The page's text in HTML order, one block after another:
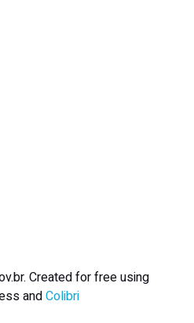
Created for free using
andColibri